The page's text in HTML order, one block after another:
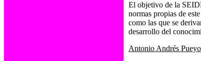
El objetivo de la
normas propias de
como las que se
desarrollo del
Antonio Andrés Pueyo